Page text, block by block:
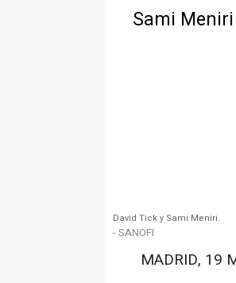
Sami
David Tick y Sami Meniri.
- SANOFI
MADRID, 19